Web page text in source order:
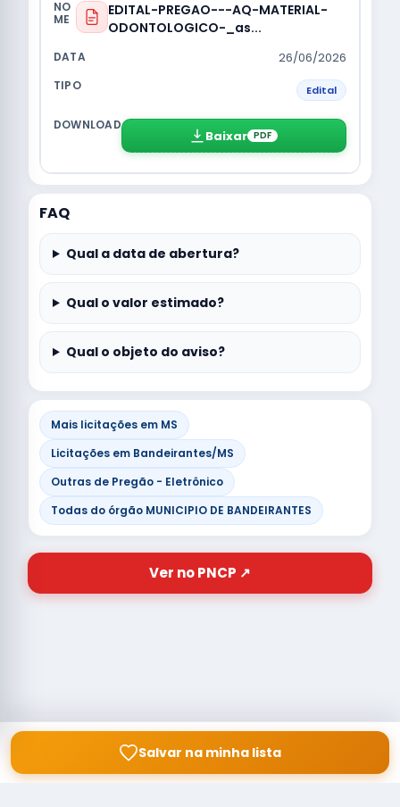
EDITAL-PREGAO---AQ-MATERIAL-
ODONTOLOGICO-_as...
26/06/2026
Edital
Baixar PDF
FAQ
Qual a data de abertura?
Qual o valor estimado?
Qual o objeto do aviso?
Mais licitações em MS
Licitações em Bandeirantes/MS
Outras de Pregão - Eletrônico
Todas do órgão MUNICIPIO DE BANDEIRANTES
Ver no PNCP ↗
Salvar na minha lista